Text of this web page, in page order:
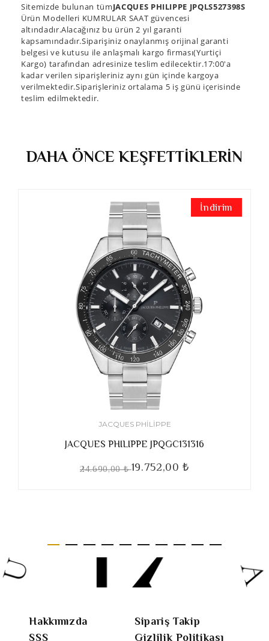
Sitemizde bulunan tümJACQUES PHILIPPE JPQLS527398S
Ürün Modelleri KUMRULAR SAAT güvencesi
altındadır.Alacağınız bu ürün 2 yıl garanti
kapsamındadır.Siparişiniz onaylanmış orijinal garanti
belgesi ve kutusu ile anlaşmalı kargo firması(Yurtiçi
Kargo) tarafından adresinize teslim edilecektir.17:00'a
kadar verilen siparişleriniz aynı gün içinde kargoya
verilmektedir.Siparişleriniz ortalama 5 iş günü içerisinde
teslim edilmektedir.
DAHA ÖNCE KEŞFETTİKLERİN
İndirim
JACQUES PHILIPPE
JACQUES PHILIPPE JPQGC131316
24.690,00 ₺19.752,00 ₺
Hakkımızda
Sipariş Takip
SSS
Gizlilik Politikası